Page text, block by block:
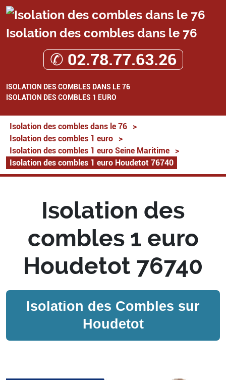
Isolation des combles dans le 76
✆ 02.78.77.63.26
ISOLATION DES COMBLES DANS LE 76
ISOLATION DES COMBLES 1 EURO
Isolation des combles dans le 76
>
Isolation des combles 1 euro
>
Isolation des combles 1 euro Seine Maritime
>
Isolation des combles 1 euro Houdetot 76740
Isolation des
combles 1 euro
Houdetot 76740
Isolation des Combles sur
Houdetot